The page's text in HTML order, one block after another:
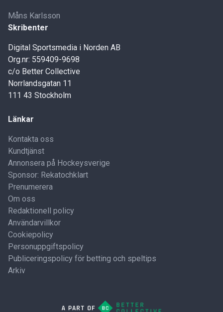
Måns Karlsson
Skribenter
Digital Sportsmedia i Norden AB
Org.nr: 559409-9698
c/o Better Collective
Norrlandsgatan 11
111 43 Stockholm
Länkar
Kontakta oss
Kundtjänst
Annonsera på Hockeysverige
Sponsor: Rekatochklart
Prenumerera
Om oss
Redaktionell policy
Användarvillkor
Cookiepolicy
Personuppgiftspolicy
Publiceringspolicy för betting och speltips
Arkiv